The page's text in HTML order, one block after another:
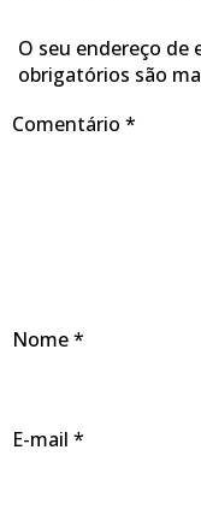
O seu endereço de
obrigatórios são
Comentário *
Nome*
E-mail *